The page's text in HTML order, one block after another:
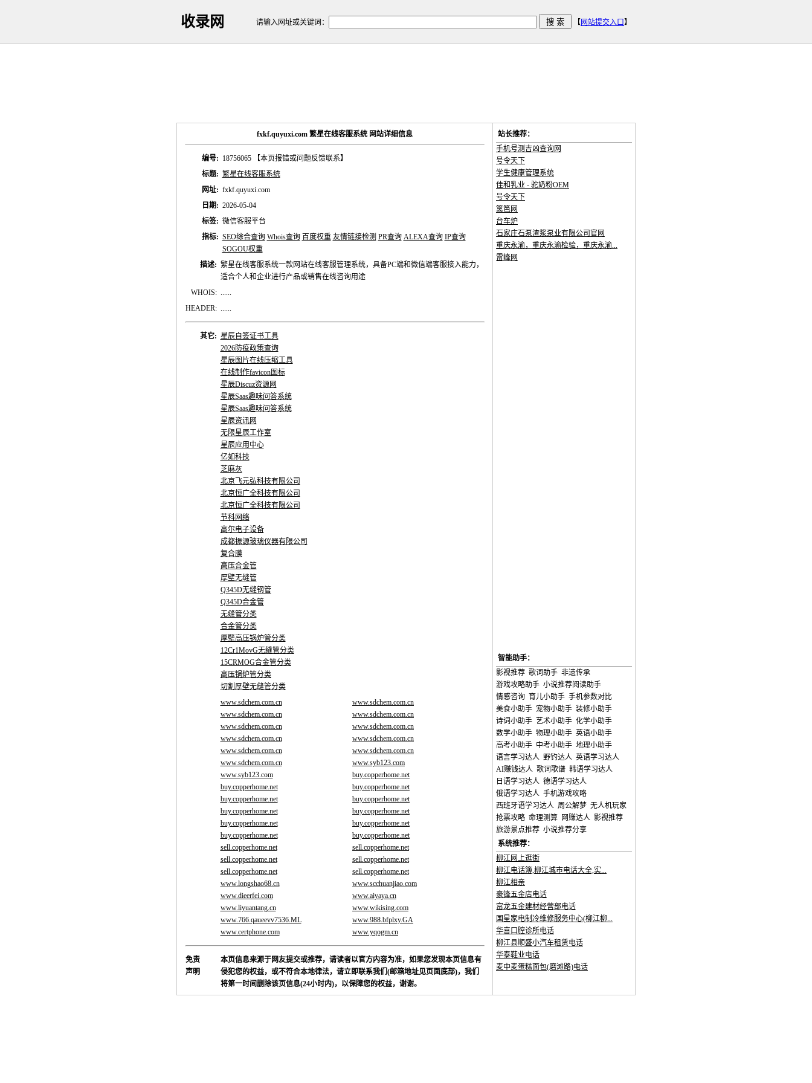
收录网 请输入网址或关键词： 【网站提交入口】
fxkf.quyuxi.com 繁星在线客服系统 网站详细信息
编号: 18756065
【本页报错或问题反馈联系】
标题: 繁星在线客服系统
网址: fxkf.quyuxi.com
日期: 2026-05-04
标签: 微信客服平台
指标: SEO综合查询 Whois查询 百度权重 友情链接检测 PR查询 ALEXA查询 IP查询
SOGOU权重
描述: 繁星在线客服系统一款网站在线客服管理系统，具备PC端和微信端客服接入能力，
适合个人和企业进行产品或销售在线咨询用途
WHOIS: ......
HEADER: ......
其它: 星辰自签证书工具
2026防疫政策查询
星辰图片在线压缩工具
在线制作favicon图标
星辰Discuz资源网
星辰Saas趣味问答系统
星辰Saas趣味问答系统
星辰资讯网
无限星辰工作室
星辰应用中心
亿如科技
芝麻灰
北京飞元弘科技有限公司
北京恒广全科技有限公司
北京恒广全科技有限公司
节科网络
高尔电子设备
成都振源玻璃仪器有限公司
复合膜
高压合金管
厚壁无缝管
Q345D无缝钢管
Q345D合金管
无缝管分类
合金管分类
厚壁高压锅炉管分类
12Cr1MovG无缝管分类
15CRMOG合金管分类
高压锅炉管分类
切割厚壁无缝管分类
www.sdchem.com.cn
www.sdchem.com.cn
www.sdchem.com.cn
www.sdchem.com.cn
www.sdchem.com.cn
www.sdchem.com.cn
www.sdchem.com.cn
www.sdchem.com.cn
www.sdchem.com.cn
www.sdchem.com.cn
www.sdchem.com.cn
www.syb123.com
www.syb123.com
buy.copperhome.net
buy.copperhome.net
buy.copperhome.net
buy.copperhome.net
buy.copperhome.net
buy.copperhome.net
buy.copperhome.net
buy.copperhome.net
buy.copperhome.net
buy.copperhome.net
buy.copperhome.net
sell.copperhome.net
sell.copperhome.net
sell.copperhome.net
sell.copperhome.net
sell.copperhome.net
sell.copperhome.net
www.longshao68.cn
www.scchuanjiao.com
www.dieerfei.com
www.aiyaya.cn
www.liyuantang.cn
www.wikising.com
www.766.qaueevv7536.ML
www.988.bfplxy.GA
www.certphone.com
www.yqogm.cn
免责
声明
本页信息来源于网友提交或推荐，请读者以官方内容为准，如果您发现本页信息有
侵犯您的权益，或不符合本地律法，请立即联系我们(邮箱地址见页面底部)，我们
将第一时间删除该页信息(24小时内)，以保障您的权益，谢谢。
站长推荐：
手机号测吉凶查询网
号令天下
学生健康管理系统
佳和乳业 - 驼奶粉OEM
号令天下
篱笆网
台车炉
石家庄石泵渣浆泵业有限公司官网
重庆永渝，重庆永渝检验，重庆永渝...
雷峰网
智能助手：
影视推荐 歌词助手 非遗传承
游戏攻略助手 小说推荐阅读助手
情感咨询 育儿小助手 手机参数对比
美食小助手 宠物小助手 装修小助手
诗词小助手 艺术小助手 化学小助手
数学小助手 物理小助手 英语小助手
高考小助手 中考小助手 地理小助手
语言学习达人 野钓达人 英语学习达人
AI赚钱达人 歌词歌谱 韩语学习达人
日语学习达人 德语学习达人
俄语学习达人 手机游戏攻略
西班牙语学习达人 周公解梦 无人机玩家
抢票攻略 命理测算 网赚达人 影视推荐
旅游景点推荐 小说推荐分享
系统推荐：
柳江网上逛街
柳江电话簿,柳江城市电话大全,实...
柳江相亲
豪锋五金店电话
富龙五金建材经营部电话
国星家电制冷维修服务中心(柳江柳...
华喜口腔诊所电话
柳江县顺盛小汽车租赁电话
华泰鞋业电话
麦中麦蛋糕面包(磨滩路)电话